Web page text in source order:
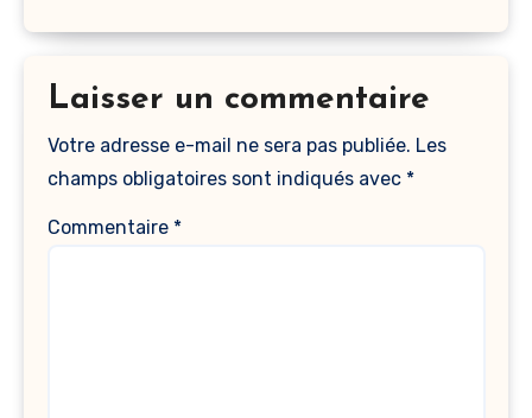
Laisser un commentaire
Votre adresse e-mail ne sera pas publiée. Les
champs obligatoires sont indiqués avec *
Commentaire *